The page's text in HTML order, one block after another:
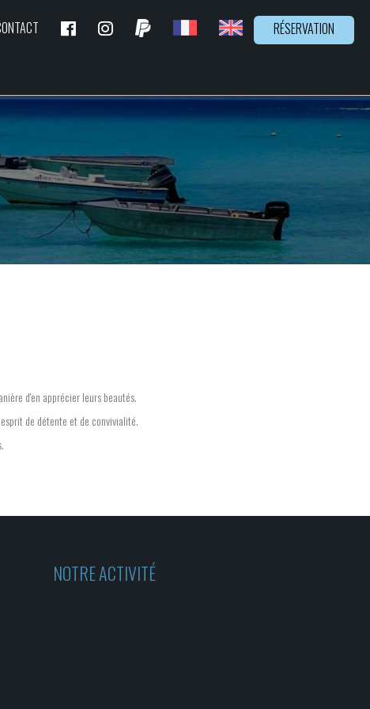
RÉSERVATION
d'en apprécier leurs beautés.
de détente et de convivialité.
NOTRE ACTIVITÉ